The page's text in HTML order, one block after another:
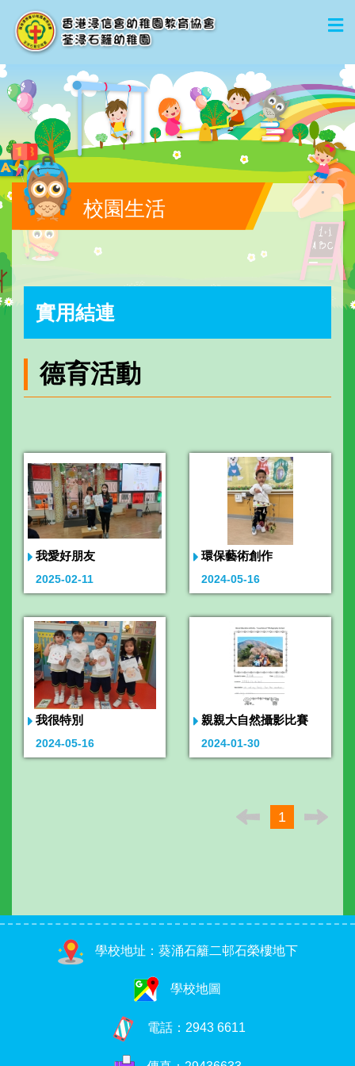
校園生活
實用結連
德育活動
我愛好朋友
2025-02-11
環保藝術創作
2024-05-16
我很特別
2024-05-16
親親大自然攝影比賽
2024-01-30
1
學校地址：葵涌石籬二邨石榮樓地下
學校地圖
電話： 2943 6611